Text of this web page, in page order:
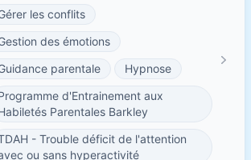
les conflits
des émotions
parentale
Hypnose
d'Entrainement aux
Parentales Barkley
- Trouble déficit de l'attention
ou sans hyperactivité